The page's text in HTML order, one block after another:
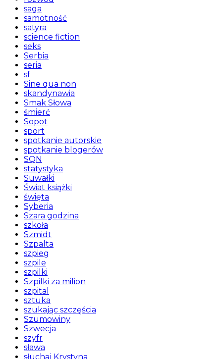
saga
samotność
satyra
science fiction
seks
Serbia
seria
sf
Sine qua non
skandynawia
Smak Słowa
śmierć
Sopot
sport
spotkanie autorskie
spotkanie blogerów
SQN
statystyka
Suwałki
Świat książki
święta
Syberia
Szara godzina
szkoła
Szmidt
Szpalta
szpieg
szpile
szpilki
Szpilki za milion
szpital
sztuka
szukając szczęścia
Szumowiny
Szwecja
szyfr
sława
słuchaj Krystyna